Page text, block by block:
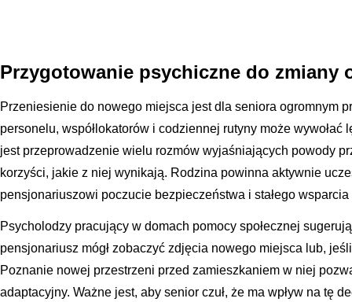
Przygotowanie psychiczne do zmiany
Przeniesienie do nowego miejsca jest dla seniora ogromnym
personelu, współlokatorów i codziennej rutyny może
jest przeprowadzenie wielu rozmów wyjaśniających powody
korzyści, jakie z niej wynikają. Rodzina powinna aktywnie
pensjonariuszowi poczucie bezpieczeństwa i stałego
Psycholodzy pracujący w domach pomocy społecznej
pensjonariusz mógł zobaczyć zdjęcia nowego miejsca lub,
Poznanie nowej przestrzeni przed zamieszkaniem w niej
adaptacyjny. Ważne jest, aby senior czuł, że ma wpływ na tę